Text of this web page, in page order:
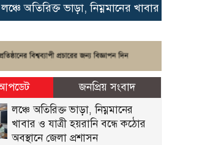
অতিরিক্ত ভাড়া, নিম্নমানের খাবার ও যাত্রী হয়রানি
জনপ্রিয় সংবাদ
লঞ্চে অতিরিক্ত ভাড়া, নিম্নমানের
খাবার ও যাত্রী হয়রানি বন্ধে কঠোর
অবস্থানে জেলা প্রশাসন